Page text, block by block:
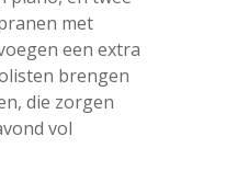
met
een extra
brengen
die zorgen
vol